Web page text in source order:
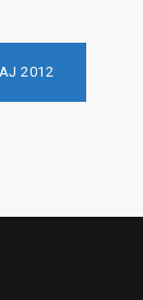
2012